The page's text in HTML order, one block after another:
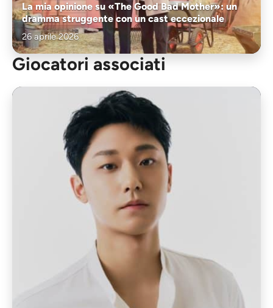
La mia opinione su «The Good Bad Mother»: un
dramma struggente con un cast eccezionale
26 aprile 2026
Giocatori associati